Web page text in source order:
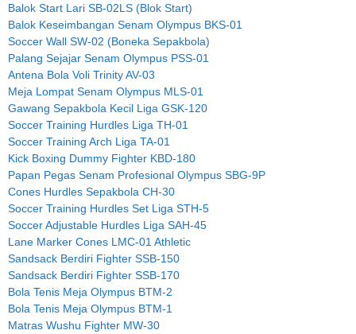
Balok Start Lari SB-02LS (Blok Start)
Balok Keseimbangan Senam Olympus BKS-01
Soccer Wall SW-02 (Boneka Sepakbola)
Palang Sejajar Senam Olympus PSS-01
Antena Bola Voli Trinity AV-03
Meja Lompat Senam Olympus MLS-01
Gawang Sepakbola Kecil Liga GSK-120
Soccer Training Hurdles Liga TH-01
Soccer Training Arch Liga TA-01
Kick Boxing Dummy Fighter KBD-180
Papan Pegas Senam Profesional Olympus SBG-9P
Cones Hurdles Sepakbola CH-30
Soccer Training Hurdles Set Liga STH-5
Soccer Adjustable Hurdles Liga SAH-45
Lane Marker Cones LMC-01 Athletic
Sandsack Berdiri Fighter SSB-150
Sandsack Berdiri Fighter SSB-170
Bola Tenis Meja Olympus BTM-2
Bola Tenis Meja Olympus BTM-1
Matras Wushu Fighter MW-30